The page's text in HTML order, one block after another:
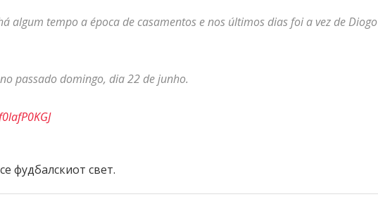
algum tempo a época de casamentos e nos últimos dias foi a vez de Diogo
passado domingo, dia 22 de junho.
фудбалскиот свет.